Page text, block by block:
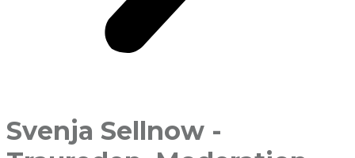
Svenja Sellnow -